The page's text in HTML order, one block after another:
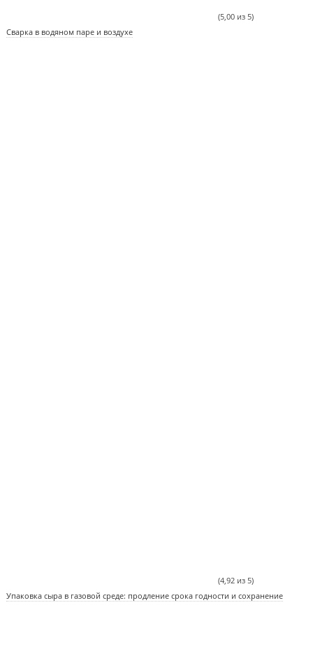
(5,00 из 5)
Сварка в водяном паре и воздухе
(4,92 из 5)
Упаковка сыра в газовой среде: продление срока годности и сохранение